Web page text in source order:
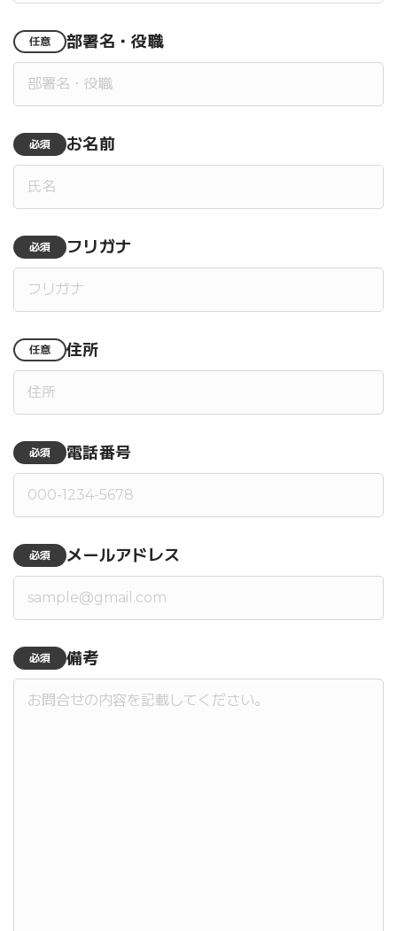
任意 部署名・役職
必須 お名前
必須 フリガナ
任意 住所
必須 電話番号
必須 メールアドレス
必須 備考